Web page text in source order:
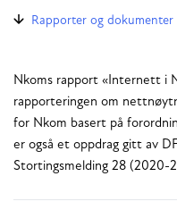
Rapporter og dokumenter
Nkoms rapport «Internett i
rapporteringen om
for Nkom basert på
er også et oppdrag gitt av
Stortingsmelding 28 (2020-